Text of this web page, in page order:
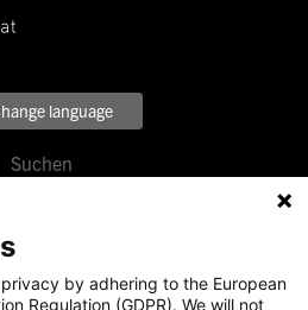
language
Suchen
Über uns
Standorte
& Events
by adhering to the European
Regulation (GDPR). We will not